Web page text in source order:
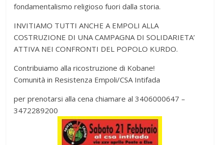
fondamentalismo religioso fuori dalla storia.
INVITIAMO TUTTI ANCHE A EMPOLI ALLA
COSTRUZIONE DI UNA CAMPAGNA DI SOLIDARIETA’
ATTIVA NEI CONFRONTI DEL POPOLO KURDO.
Contribuiamo alla ricostruzione di Kobane!
Comunità in Resistenza Empoli/CSA Intifada
per prenotarsi alla cena chiamare al 3406000647 –
3472289200